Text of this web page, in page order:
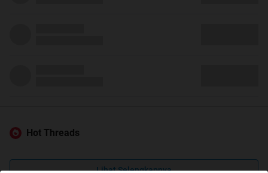
Hot Threads
Lihat Selengkapnya